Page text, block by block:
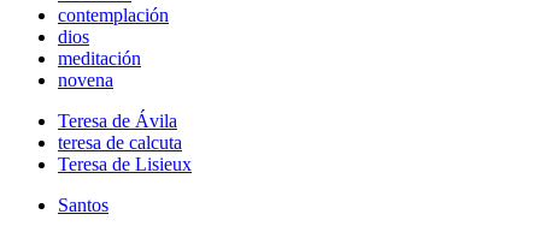
contemplación
dios
meditación
novena
Teresa de Ávila
teresa de calcuta
Teresa de Lisieux
Santos